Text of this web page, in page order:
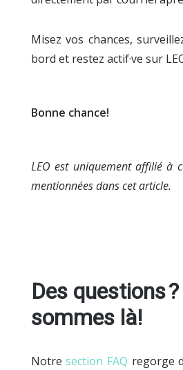
Misez vos chances,
bord et restez actif·ve sur
Bonne chance!
LEO est uniquement affilié à
mentionnées dans cet article.
Des questions
sommes là!
Notresection FAQ regorge